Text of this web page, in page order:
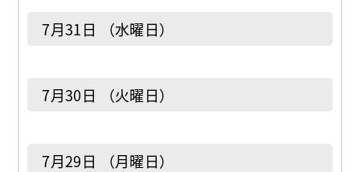
7月31日 （水曜日）
7月30日 （火曜日）
7月29日 （月曜日）